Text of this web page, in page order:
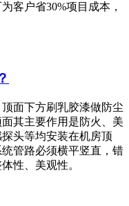
客户省30%项目成本，
面下方刷乳胶漆做防尘
其主要作用是防火、美
头等均安装在机房顶
管路必须横平竖直，错
性、美观性。